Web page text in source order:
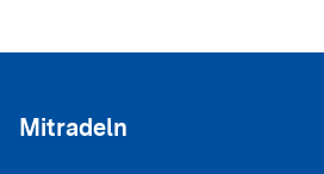
Mitradeln